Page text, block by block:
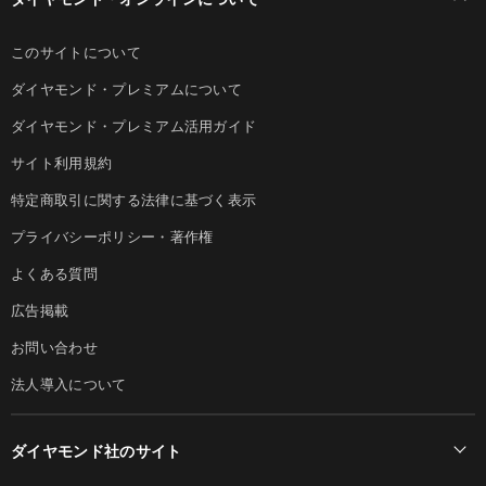
このサイトについて
ダイヤモンド・プレミアムについて
ダイヤモンド・プレミアム活用ガイド
サイト利用規約
特定商取引に関する法律に基づく表示
プライバシーポリシー・著作権
よくある質問
広告掲載
お問い合わせ
法人導入について
ダイヤモンド社のサイト